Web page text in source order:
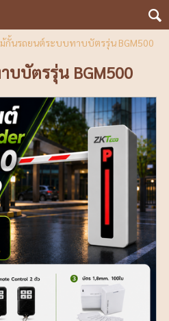
ม้กั้นรถยนต์ระบบทาบบัตรรุ่น BGM500
บัตรรุ่น BGM500